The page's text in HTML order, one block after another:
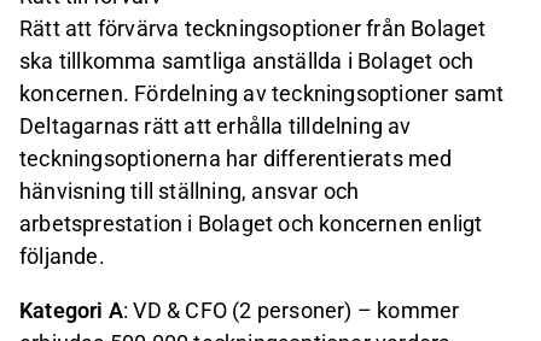
Rätt att förvärva teckningsoptioner från Bolaget
ska tillkomma samtliga anställda i Bolaget och
koncernen. Fördelning av teckningsoptioner samt
Deltagarnas rätt att erhålla tilldelning av
teckningsoptionerna har differentierats med
hänvisning till ställning, ansvar och
arbetsprestation i Bolaget och koncernen enligt
följande.
Kategori A: VD & CFO (2 personer) – kommer